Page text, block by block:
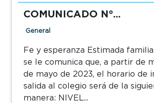
COMUNICADO N°...
General
Fe y esperanza Estimada
se le comunica que, a partir de
de mayo de 2023, el horario de
salida al colegio será de la
manera: NIVEL...